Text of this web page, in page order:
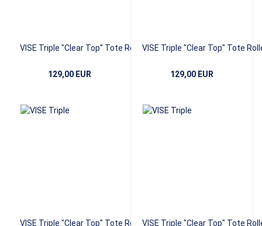
VISE Triple "Clear Top" Tote Roller -
129,00 EUR
VISE Triple "Clear Top" Tote
129,00 EUR
VISE Triple "Clear Top" Tote Roller -VISE Triple "Clear Top" Tote